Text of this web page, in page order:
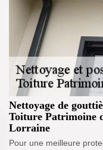
Nettoyage de
Toiture Patrimoine
Lorraine
Pour une meilleure